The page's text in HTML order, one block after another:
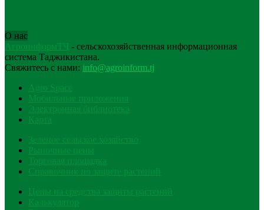
О нас
АгроинформТҶ - сельскохозяйственная информационная
система Таджикистана.
Свяжитесь с нами: info@agroinform.tj
Agro Space
Мобильные приложения
Электронная библиотека
Карта
Зеленое сельское хозяйство
Рыночные цены
Торговая площадка
Справочник по защите растений
Цены на средства защиты растений
Калькулятор